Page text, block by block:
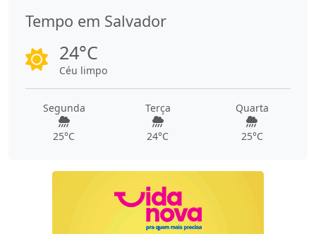
Tempo em Salvador
24°C
Céu limpo
Segunda
25°C
Terça
24°C
Quarta
25°C